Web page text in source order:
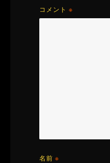
コメント※
名前※